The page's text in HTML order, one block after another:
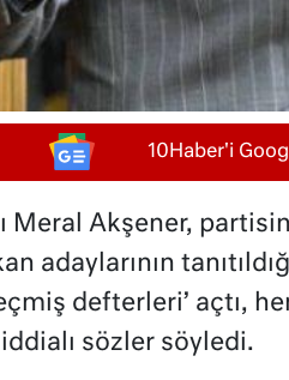
10Haber'i
Meral Akşener,
adaylarının
defterleri’ açtı,
sözler söyledi.